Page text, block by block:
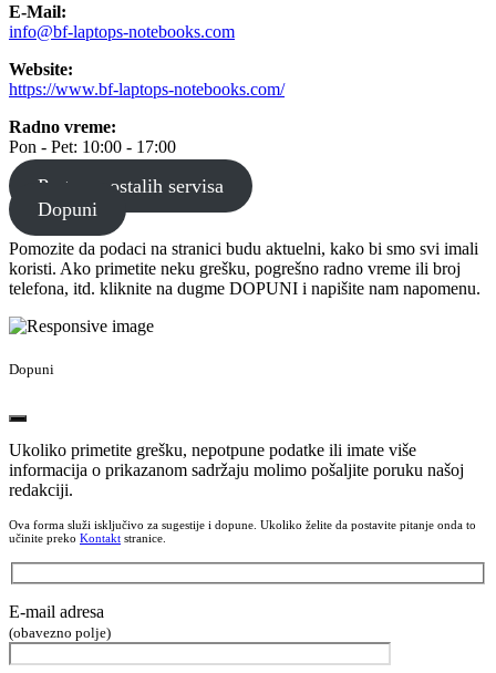
E-Mail:
info@bf-laptops-notebooks.com
Website:
https://www.bf-laptops-notebooks.com/
Radno vreme:
Pon - Pet: 10:00 - 17:00
Pretraga ostalih servisa
Dopuni
Pomozite da podaci na stranici budu aktuelni, kako bi smo svi imali
koristi. Ako primetite neku grešku, pogrešno radno vreme ili broj
telefona, itd. kliknite na dugme DOPUNI i napišite nam napomenu.
Dopuni
Ukoliko primetite grešku, nepotpune podatke ili imate više
informacija o prikazanom sadržaju molimo pošaljite poruku našoj
redakciji.
Ova forma služi isključivo za sugestije i dopune. Ukoliko želite da postavite pitanje onda to
učinite preko Kontakt stranice.
E-mail adresa
(obavezno polje)